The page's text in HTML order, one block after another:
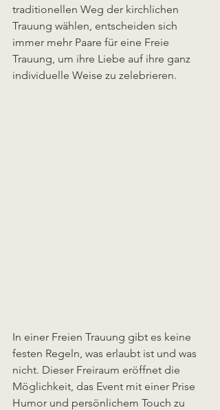
traditionellen Weg der kirchlichen
Trauung wählen, entscheiden sich
immer mehr Paare für eine Freie
Trauung, um ihre Liebe auf ihre ganz
individuelle Weise zu zelebrieren.
In einer Freien Trauung gibt es keine
festen Regeln, was erlaubt ist und was
nicht. Dieser Freiraum eröffnet die
Möglichkeit, das Event mit einer Prise
Humor und persönlichem Touch zu